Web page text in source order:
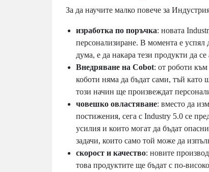
За да научите малко повече за
изработка по поръчка: новата
персонализиране. В момента е успял
дума, е да накара тези продукти да
Внедряване на Cobot: от роботи
коботи няма да бъдат сами, тъй като
този начин ще произвеждат
човешко овластяване: вместо да
постижения, сега с Industry 5.0 се
усилия и които могат да бъдат
задачи, които само той може да
скорост и качество: новите
това продуктите ще бъдат с по-